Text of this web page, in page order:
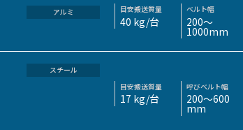
アルミ
目安搬送質量
40 kg/台
ベルト幅
200～
1000mm
スチール
目安搬送質量
17 kg/台
呼びベルト幅
200～600
mm